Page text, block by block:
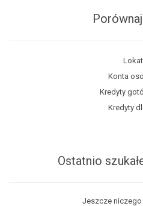
Konta
Kredyty
Kredyty
Ostatnio
Jeszcze niczego